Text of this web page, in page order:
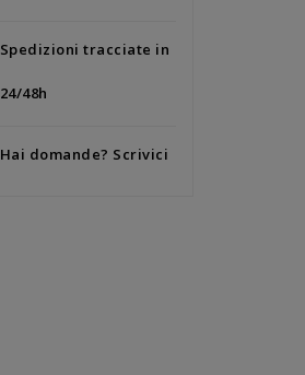
Spedizioni tracciate in
24/48h
Hai domande? Scrivici